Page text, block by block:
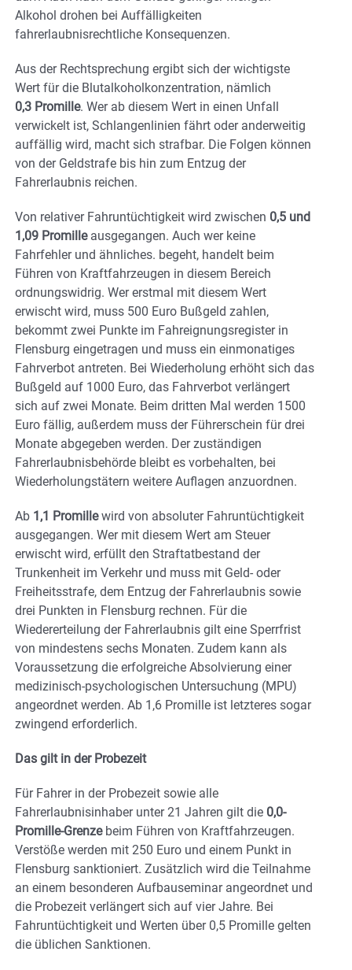
Alkohol drohen bei Auffälligkeiten
fahrerlaubnisrechtliche Konsequenzen.
Aus der Rechtsprechung ergibt sich der wichtigste
Wert für die Blutalkoholkonzentration, nämlich
0,3 Promille. Wer ab diesem Wert in einen Unfall
verwickelt ist, Schlangenlinien fährt oder anderweitig
auffällig wird, macht sich strafbar. Die Folgen können
von der Geldstrafe bis hin zum Entzug der
Fahrerlaubnis reichen.
Von relativer Fahruntüchtigkeit wird zwischen 0,5 und
1,09 Promilleausgegangen. Auch wer keine
Fahrfehler und ähnliches. begeht, handelt beim
Führen von Kraftfahrzeugen in diesem Bereich
ordnungswidrig. Wer erstmal mit diesem Wert
erwischt wird, muss 500 Euro Bußgeld zahlen,
bekommt zwei Punkte im Fahreignungsregister in
Flensburg eingetragen und muss ein einmonatiges
Fahrverbot antreten. Bei Wiederholung erhöht sich das
Bußgeld auf 1000 Euro, das Fahrverbot verlängert
sich auf zwei Monate. Beim dritten Mal werden 1500
Euro fällig, außerdem muss der Führerschein für drei
Monate abgegeben werden. Der zuständigen
Fahrerlaubnisbehörde bleibt es vorbehalten, bei
Wiederholungstätern weitere Auflagen anzuordnen.
Ab 1,1 Promillewird von absoluter Fahruntüchtigkeit
ausgegangen. Wer mit diesem Wert am Steuer
erwischt wird, erfüllt den Straftatbestand der
Trunkenheit im Verkehr und muss mit Geld- oder
Freiheitsstrafe, dem Entzug der Fahrerlaubnis sowie
drei Punkten in Flensburg rechnen. Für die
Wiedererteilung der Fahrerlaubnis gilt eine Sperrfrist
von mindestens sechs Monaten. Zudem kann als
Voraussetzung die erfolgreiche Absolvierung einer
medizinisch-psychologischen Untersuchung (MPU)
angeordnet werden. Ab 1,6 Promille ist letzteres sogar
zwingend erforderlich.
Das gilt in der Probezeit
Für Fahrer in der Probezeit sowie alle
Fahrerlaubnisinhaber unter 21 Jahren gilt die 0,0-
Promille-Grenzebeim Führen von Kraftfahrzeugen.
Verstöße werden mit 250 Euro und einem Punkt in
Flensburg sanktioniert. Zusätzlich wird die Teilnahme
an einem besonderen Aufbauseminar angeordnet und
die Probezeit verlängert sich auf vier Jahre. Bei
Fahruntüchtigkeit und Werten über 0,5 Promille gelten
die üblichen Sanktionen.